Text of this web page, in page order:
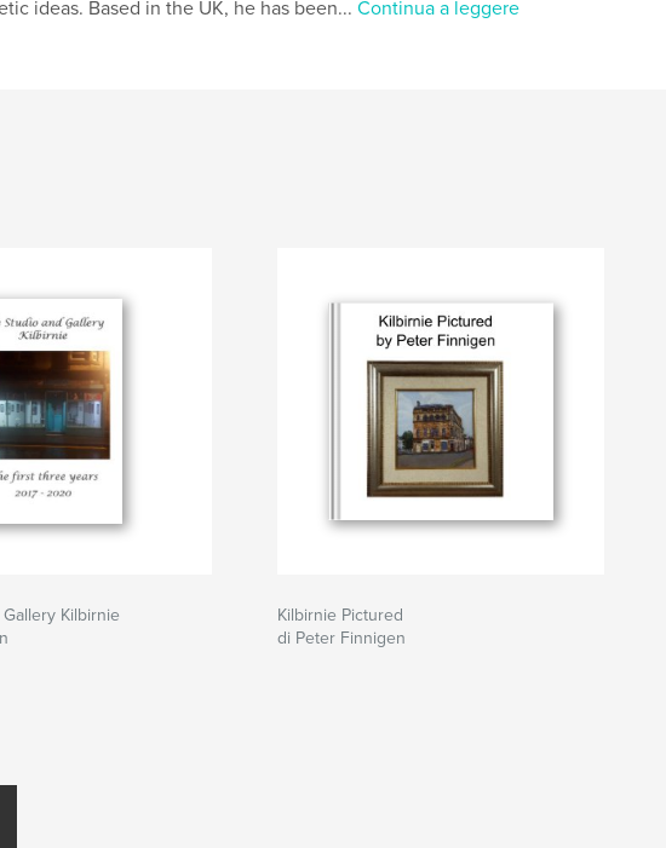
ideas. Based in the UK, he has been... Continua a leggere
Kilbirnie
Kilbirnie Pictured
di Peter Finnigen